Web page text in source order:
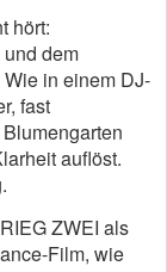
hört:
dem
in einem DJ-
fast
auflöst.
ZWEI als
Film, wie